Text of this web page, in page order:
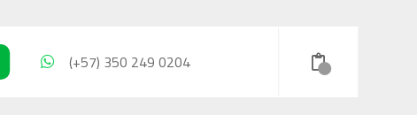
(+57) 350 249 0204